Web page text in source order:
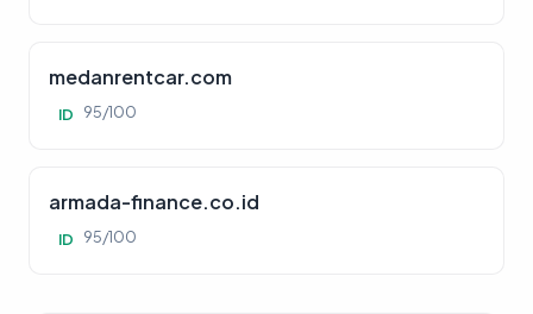
medanrentcar.com
ID 95/100
armada-finance.co.id
ID 95/100